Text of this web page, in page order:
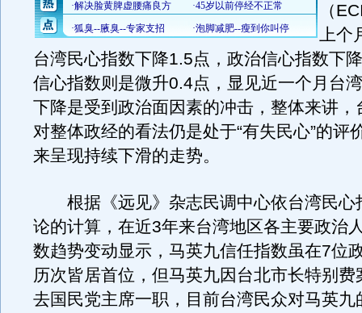
（
上个
台湾民心指数下降1.5点，政治信心指数下
信心指数则是微升0.4点，显见近一个月台
下降是受到政治面因素的冲击，整体来讲，
对整体政经的看法仍是处于“有失民心”的评
来呈现持续下滑的走势。
根据《远见》杂志民调中心依台湾民心
论的计算，在近3年来台湾地区各主要政治
数趋势变动显示，马英九信任指数虽在7位
历次皆居首位，但马英九因台北市长特别费
去国民党主席一职，目前台湾民众对马英九